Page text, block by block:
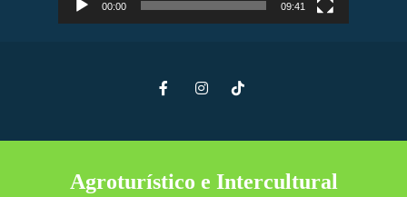
00:00 09:41
Agroturístico e Intercultural